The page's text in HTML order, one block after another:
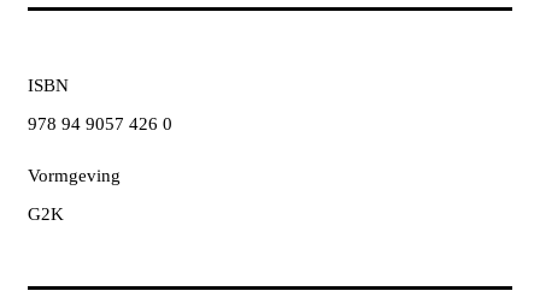
ISBN
978 94 9057 426 0
Vormgeving
G2K